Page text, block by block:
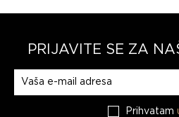
PRIJAVITE SE ZA
Prihvatam